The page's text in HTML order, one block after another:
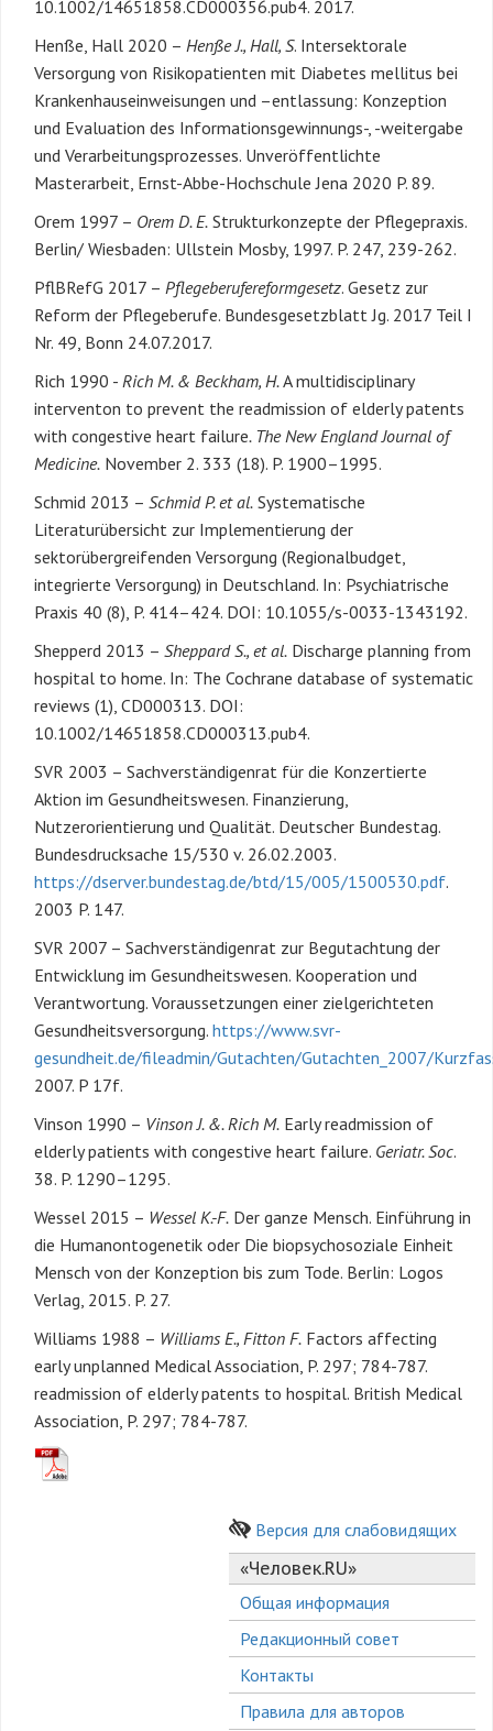
10.1002/14651858.CD000356.pub4. 2017.
Henße, Hall 2020 – Henße J., Hall, S. Intersektorale
Versorgung von Risikopatienten mit Diabetes mellitus bei
Krankenhauseinweisungen und –entlassung: Konzeption
und Evaluation des Informationsgewinnungs-, -weitergabe
und Verarbeitungsprozesses. Unveröffentlichte
Masterarbeit, Ernst-Abbe-Hochschule Jena 2020 P. 89.
Orem 1997 – Orem D. E. Strukturkonzepte der Pflegepraxis.
Berlin/ Wiesbaden: Ullstein Mosby, 1997. P. 247, 239-262.
PflBRefG 2017 – Pflegeberufereformgesetz. Gesetz zur
Reform der Pflegeberufe. Bundesgesetzblatt Jg. 2017 Teil I
Nr. 49, Bonn 24.07.2017.
Rich 1990 - Rich M. & Beckham, H.A multidisciplinary
interventon to prevent the readmission of elderly patents
with congestive heart failure. The New England Journal of
Medicine. November 2. 333 (18). P. 1900–1995.
Schmid 2013 – Schmid P. et al. Systematische
Literaturübersicht zur Implementierung der
sektorübergreifenden Versorgung (Regionalbudget,
integrierte Versorgung) in Deutschland. In: Psychiatrische
Praxis 40 (8), P. 414–424. DOI: 10.1055/s-0033-1343192.
Shepperd 2013 – Sheppard S., et al. Discharge planning from
hospital to home. In: The Cochrane database of systematic
reviews (1), CD000313. DOI:
10.1002/14651858.CD000313.pub4.
SVR 2003 – Sachverständigenrat für die Konzertierte
Aktion im Gesundheitswesen. Finanzierung,
Nutzerorientierung und Qualität. Deutscher Bundestag.
Bundesdrucksache 15/530 v. 26.02.2003.
https://dserver.bundestag.de/btd/15/005/1500530.pdf.
2003 P. 147.
SVR 2007 – Sachverständigenrat zur Begutachtung der
Entwicklung im Gesundheitswesen. Kooperation und
Verantwortung. Voraussetzungen einer zielgerichteten
Gesundheitsversorgung. https://www.svr-
gesundheit.de/fileadmin/Gutachten/Gutachten_2007/
2007. P 17f.
Vinson 1990 – Vinson J. &. Rich M. Early readmission of
elderly patients with congestive heart failure. Geriatr. Soc.
38. P. 1290–1295.
Wessel 2015 – Wessel K.-F. Der ganze Mensch. Einführung in
die Humanontogenetik oder Die biopsychosoziale Einheit
Mensch von der Konzeption bis zum Tode. Berlin: Logos
Verlag, 2015. P. 27.
Williams 1988 – Williams E., Fitton F. Factors affecting
early unplanned Medical Association, P. 297; 784-787.
readmission of elderly patents to hospital. British Medical
Association, P. 297; 784-787.
Версия для слабовидящих
«Человек.RU»
Общая информация
Редакционный совет
Контакты
Правила для авторов